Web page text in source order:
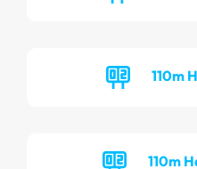
110m
110m